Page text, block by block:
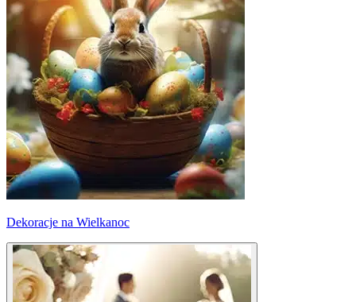
Dekoracje na Wielkanoc